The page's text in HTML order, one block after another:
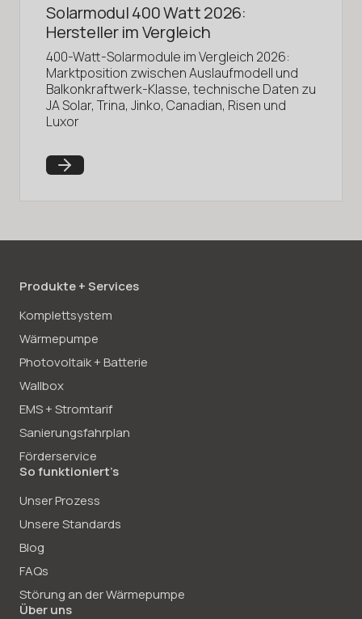
Solarmodul 400 Watt 2026:
Hersteller im Vergleich
400-Watt-Solarmodule im Vergleich 2026:
Marktposition zwischen Auslaufmodell und
Balkonkraftwerk-Klasse, technische Daten zu
JA Solar, Trina, Jinko, Canadian, Risen und
Luxor
Produkte + Services
Komplettsystem
Wärmepumpe
Photovoltaik + Batterie
Wallbox
EMS + Stromtarif
Sanierungsfahrplan
Förderservice
So funktioniert’s
Unser Prozess
Unsere Standards
Blog
FAQs
Störung an der Wärmepumpe
Über uns